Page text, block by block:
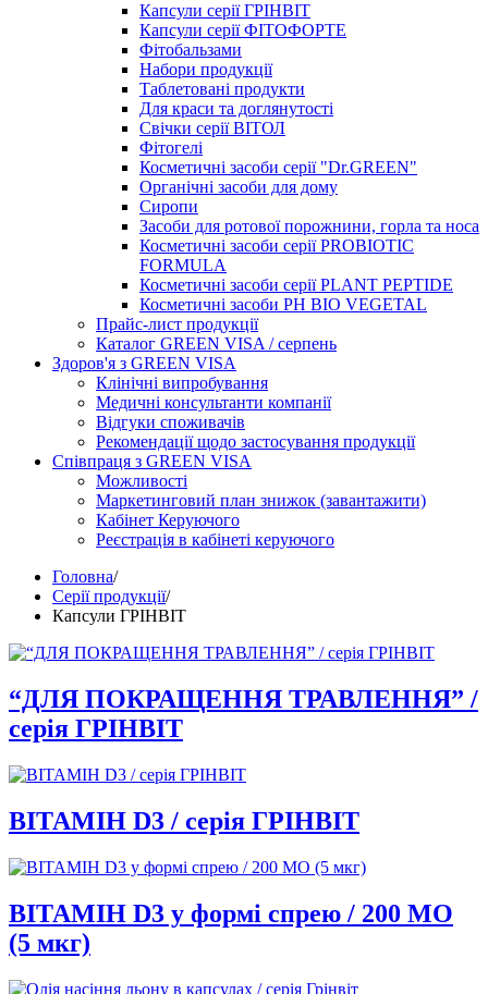
Капсули серії ГРІНВІТ
Капсули серії ФІТОФОРТЕ
Фітобальзами
Набори продукції
Таблетовані продукти
Для краси та доглянутості
Свічки серії ВІТОЛ
Фітогелі
Косметичні засоби серії "Dr.GREEN"
Органічні засоби для дому
Сиропи
Засоби для ротової порожнини, горла та носа
Косметичні засоби серії PROBIOTIC
FORMULA
Косметичні засоби серії PLANT PEPTIDE
Косметичні засоби PH BIO VEGETAL
Прайс-лист продукції
Каталог GREEN VISA / серпень
Здоров'я з GREEN VISA
Клінічні випробування
Медичні консультанти компанії
Відгуки споживачів
Рекомендації щодо застосування продукції
Співпраця з GREEN VISA
Можливості
Маркетинговий план знижок (завантажити)
Кабінет Керуючого
Реєстрація в кабінеті керуючого
Головна/
Серії продукції/
Капсули ГРІНВІТ
“ДЛЯ ПОКРАЩЕННЯ ТРАВЛЕННЯ” /
серія ГРІНВІТ
ВІТАМІН D3 / серія ГРІНВІТ
ВІТАМІН D3 у формі спрею / 200 МО
(5 мкг)